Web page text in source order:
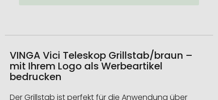
VINGA Vici Teleskop Grillstab/braun –
mit Ihrem Logo als Werbeartikel
bedrucken
Der Grillstab ist perfekt für die Anwendung über